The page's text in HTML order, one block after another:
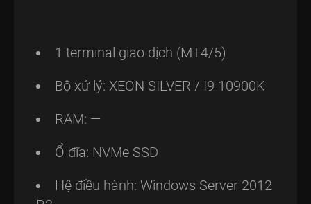
1 terminal giao dịch (MT4/5)
Bộ xử lý: XEON SILVER / I9 10900K
RAM: —
Ổ đĩa: NVMe SSD
Hệ điều hành: Windows Server 2012